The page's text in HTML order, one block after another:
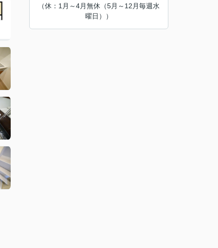
（休：1月～4月無休（5月～12月毎週水
曜日））